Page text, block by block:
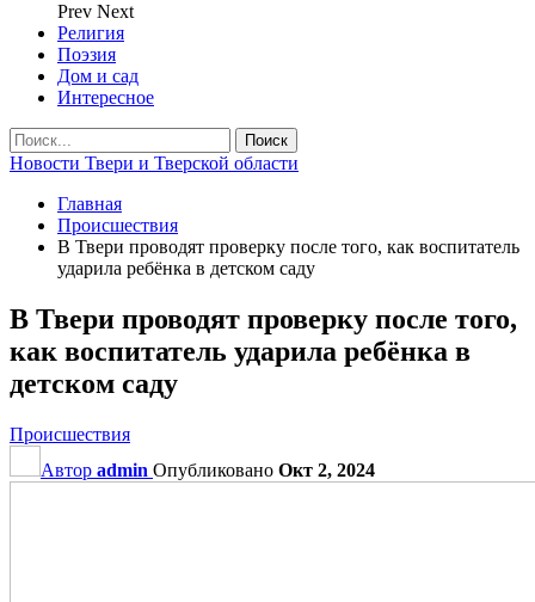
Prev Next
Религия
Поэзия
Дом и сад
Интересное
Новости Твери и Тверской области
Главная
Происшествия
В Твери проводят проверку после того, как воспитатель
ударила ребёнка в детском саду
В Твери проводят проверку после того,
как воспитатель ударила ребёнка в
детском саду
Происшествия
Автор admin Опубликовано Окт 2, 2024